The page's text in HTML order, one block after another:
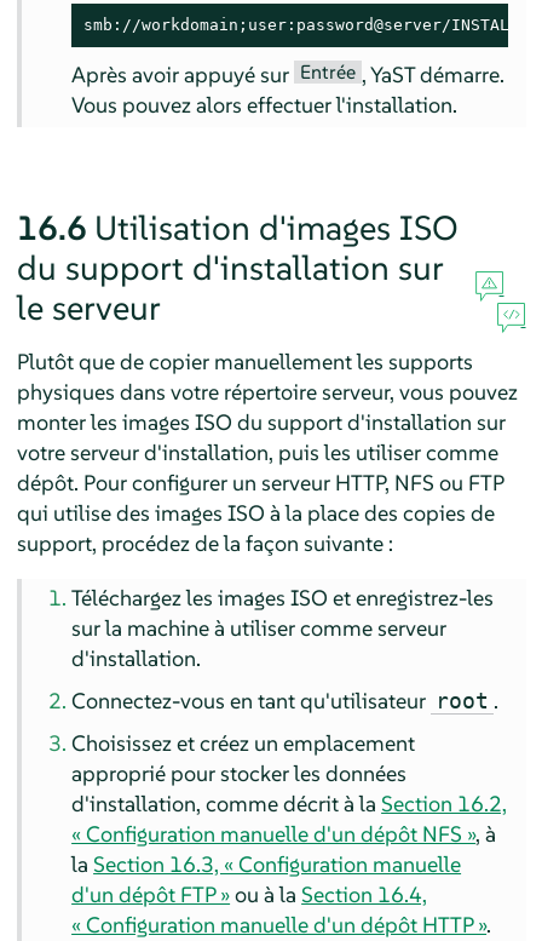
smb://workdomain;user:password@server/INSTALL/
Après avoir appuyé sur Entrée , YaST démarre.
Vous pouvez alors effectuer l'installation.
16.6 Utilisation d'images ISO
du support d'installation sur
le serveur
Plutôt que de copier manuellement les supports
physiques dans votre répertoire serveur, vous pouvez
monter les images ISO du support d'installation sur
votre serveur d'installation, puis les utiliser comme
dépôt. Pour configurer un serveur HTTP, NFS ou FTP
qui utilise des images ISO à la place des copies de
support, procédez de la façon suivante :
Téléchargez les images ISO et enregistrez-les
sur la machine à utiliser comme serveur
d'installation.
Connectez-vous en tant qu'utilisateur root .
Choisissez et créez un emplacement
approprié pour stocker les données
d'installation, comme décrit à laSection 16.2,
« Configuration manuelle d'un dépôt NFS », à
laSection 16.3, « Configuration manuelle
d'un dépôt FTP »ou à laSection 16.4,
« Configuration manuelle d'un dépôt HTTP ».